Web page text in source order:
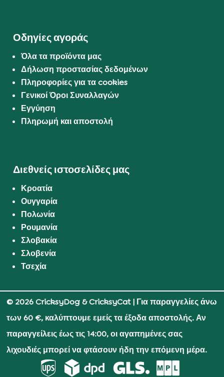
Οδηγίες αγοράς
Όλα τα προϊόντα μας
Δήλωση προστασίας δεδομένων
Πληροφορίες για τα cookies
Γενικοί Όροι Συναλλαγών
Εγγύηση
Πληρωμή και αποστολή
Διεθνείς ιστοσελίδες μας
Κροατία
Ουγγαρία
Πολωνία
Ρουμανία
Σλοβακία
Σλοβενία
Τσεχία
© 2026 CricksyDog & CricksyCat| Για παραγγελίες άνω
των 60 €, καλύπτουμε εμείς τα έξοδα αποστολής. Αν
παραγγείλεις έως τις 14:00, οι αγαπημένες σας
λιχουδιές μπορεί να φτάσουν ήδη την επόμενη μέρα.